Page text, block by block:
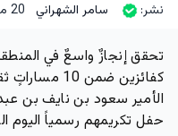
نشر: سامر الشهراني 20 مايو 2026 الساعة 09:10 صباحاً
كفائزين ضمن
الأمير سعود بن نايف بن
حفل تكريمهم رسمياً اليوم